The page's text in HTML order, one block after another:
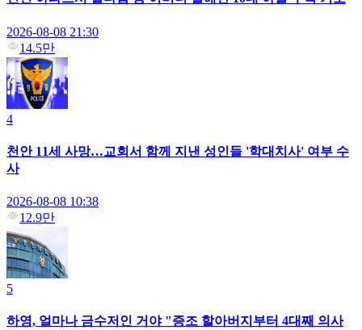
2026-08-08 21:30
14.5만
4
천안 11세 사망…교회서 함께 지낸 성인들 '학대치사' 여부 수
사
2026-08-08 10:38
12.9만
5
하영, 얼마나 금수저인 거야 "증조 할아버지부터 4대째 의사